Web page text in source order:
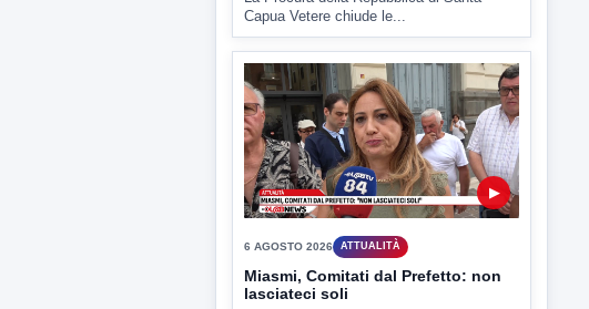
Capua Vetere chiude le...
▶
6 AGOSTO 2026 ATTUALITÀ
Miasmi, Comitati dal Prefetto: non
lasciateci soli